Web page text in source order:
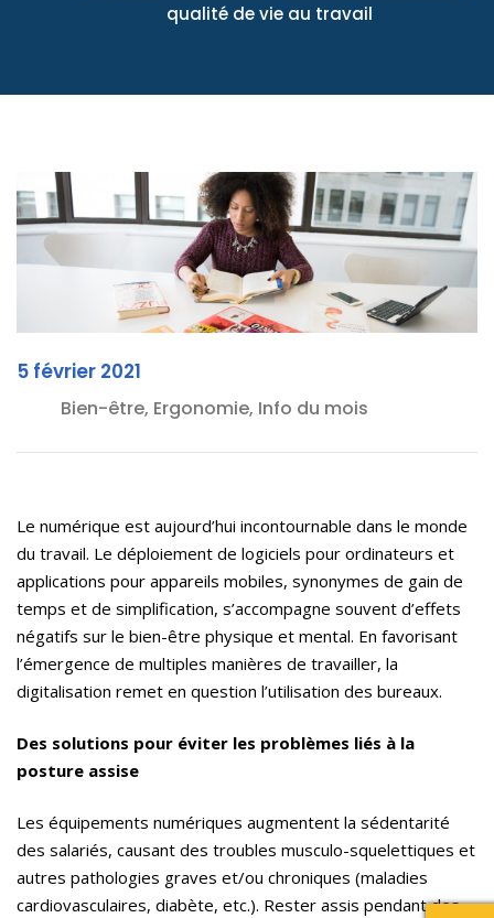
qualité de vie au travail
5 février 2021
Bien-être, Ergonomie, Info du mois
Le numérique est aujourd’hui incontournable dans le monde
du travail. Le déploiement de logiciels pour ordinateurs et
applications pour appareils mobiles, synonymes de gain de
temps et de simplification, s’accompagne souvent d’effets
négatifs sur le bien-être physique et mental. En favorisant
l’émergence de multiples manières de travailler, la
digitalisation remet en question l’utilisation des bureaux.
Des solutions pour éviter les problèmes liés à la
posture assise
Les équipements numériques augmentent la sédentarité
des salariés, causant des troubles musculo-squelettiques et
autres pathologies graves et/ou chroniques (maladies
cardiovasculaires, diabète, etc.). Rester assis pendant des